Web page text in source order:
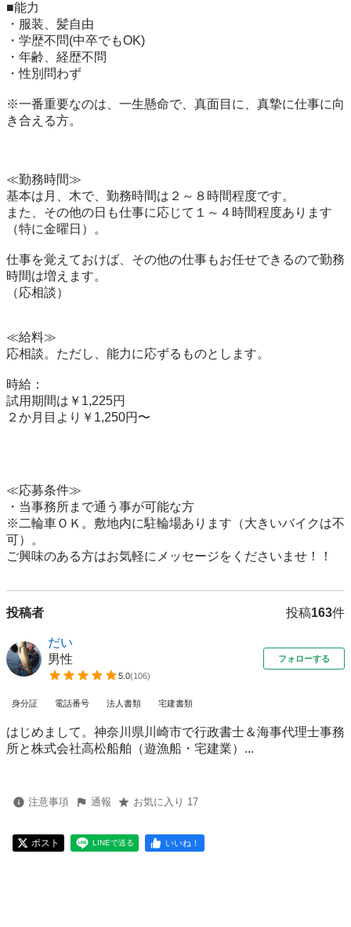
■能力
・服装、髪自由
・学歴不問(中卒でもOK)
・年齢、経歴不問
・性別問わず
※一番重要なのは、一生懸命で、真面目に、真摯に仕事に向
き合える方。
≪勤務時間≫
基本は月、木で、勤務時間は２～８時間程度です。
また、その他の日も仕事に応じて１～４時間程度あります
（特に金曜日）。
仕事を覚えておけば、その他の仕事もお任せできるので勤務
時間は増えます。
（応相談）
≪給料≫
応相談。ただし、能力に応ずるものとします。
時給：
試用期間は￥1,225円
２か月目より￥1,250円〜
≪応募条件≫
・当事務所まで通う事が可能な方
※二輪車ＯＫ。敷地内に駐輪場あります（大きいバイクは不
可）。
ご興味のある方はお気軽にメッセージをくださいませ！！
投稿者 投稿163件
だい
男性
5.0(106)
フォローする
身分証 電話番号 法人書類 宅建書類
はじめまして。神奈川県川崎市で行政書士＆海事代理士事務
所と株式会社高松船舶（遊漁船・宅建業）...
注意事項 通報 お気に入り 17
ポスト LINEで送る いいね！